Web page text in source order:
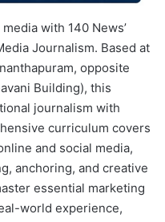
with 140 News’
Journalism. Based at
opposite
Building), this
journalism with
curriculum covers
and social media,
anchoring, and creative
essential marketing
world experience,